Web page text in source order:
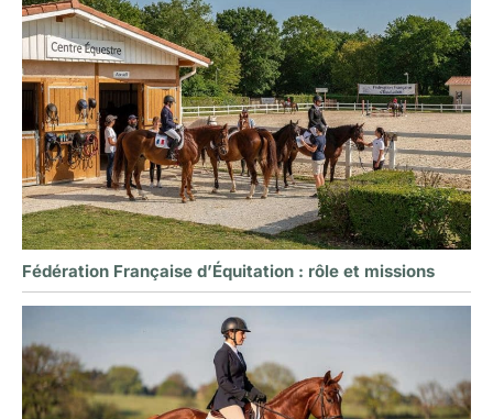
Fédération Française d’Équitation : rôle et missions